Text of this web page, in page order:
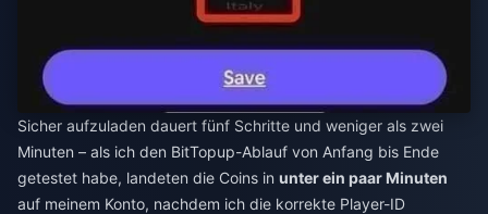
Sicher aufzuladen dauert fünf Schritte und weniger als zwei
Minuten – als ich den BitTopup-Ablauf von Anfang bis Ende
getestet habe, landeten die Coins in unter ein paar Minuten
auf meinem Konto, nachdem ich die korrekte Player-ID